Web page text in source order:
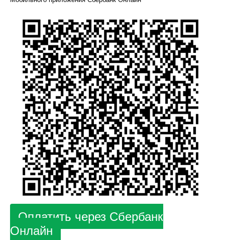
Подготовка
Образование
Доп. образование
Курсы повышения квалификации
Центр непрерывного образования
Конкурсы
Творческий инкубатор
Оплатить через Сбербанк
Онлайн